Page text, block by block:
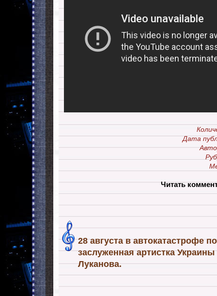
Дата
Читать
28 августа в автокатастрофе
заслуженная артистка Украины
Луканова.